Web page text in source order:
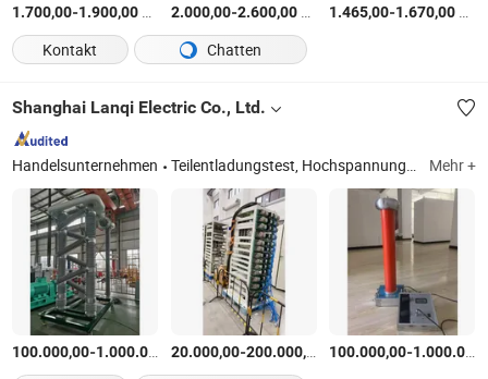
1.700,00-1.900,00 /Stück
2.000,00-2.600,00$ /Stück
1.465,00-1.670,00
/
Kontakt
Chatten
Shanghai Lanqi Electric Co., Ltd.
Handelsunternehmen Teilentladungstest, Hochspannungstester, AC-Hipot-Tester, DC-Hipot-Tester, Impuls-Spannungsgenerator, Hochspannungsisolierungsausrüstung, Transformatorprüfgerät Mehr +
100.000,00-1.000.000,00 $/Satz
20.000,00-200.000,00 $/Satz
100.000,00-1.000.000,00